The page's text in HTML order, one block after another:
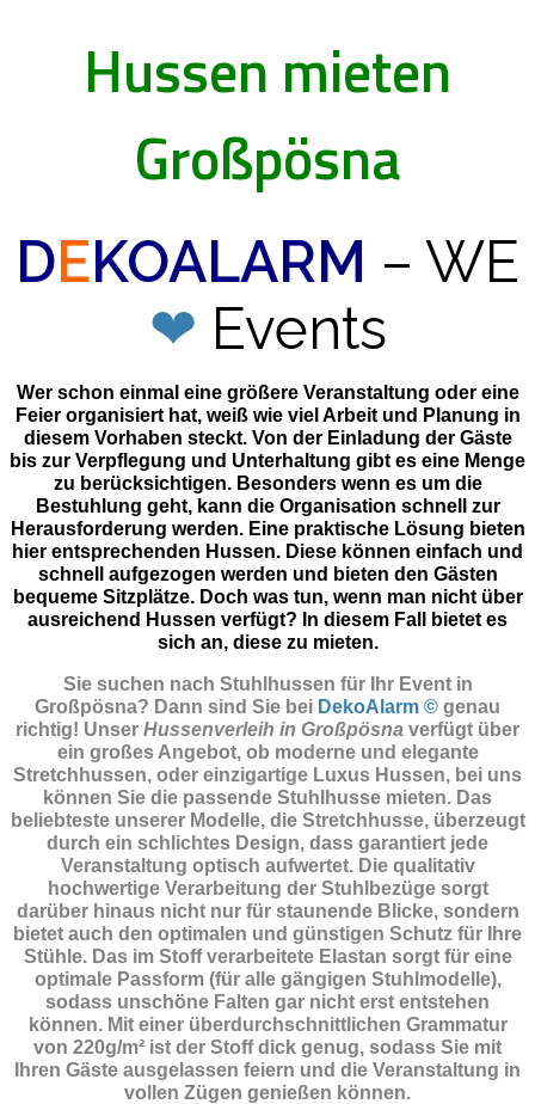
Hussen mieten
Großpösna
DEKOALARM – WE
❤ Events
Wer schon einmal eine größere Veranstaltung oder eine
Feier organisiert hat, weiß wie viel Arbeit und Planung in
diesem Vorhaben steckt. Von der Einladung der Gäste
bis zur Verpflegung und Unterhaltung gibt es eine Menge
zu berücksichtigen. Besonders wenn es um die
Bestuhlung geht, kann die Organisation schnell zur
Herausforderung werden. Eine praktische Lösung bieten
hier entsprechenden Hussen. Diese können einfach und
schnell aufgezogen werden und bieten den Gästen
bequeme Sitzplätze. Doch was tun, wenn man nicht über
ausreichend Hussen verfügt? In diesem Fall bietet es
sich an, diese zu mieten.
Sie suchen nach Stuhlhussen für Ihr Event in
Großpösna? Dann sind Sie bei DekoAlarm © genau
richtig! Unser Hussenverleih in Großpösna verfügt über
ein großes Angebot, ob moderne und elegante
Stretchhussen, oder einzigartige Luxus Hussen, bei uns
können Sie die passende Stuhlhusse mieten. Das
beliebteste unserer Modelle, die Stretchhusse, überzeugt
durch ein schlichtes Design, dass garantiert jede
Veranstaltung optisch aufwertet. Die qualitativ
hochwertige Verarbeitung der Stuhlbezüge sorgt
darüber hinaus nicht nur für staunende Blicke, sondern
bietet auch den optimalen und günstigen Schutz für Ihre
Stühle. Das im Stoff verarbeitete Elastan sorgt für eine
optimale Passform (für alle gängigen Stuhlmodelle),
sodass unschöne Falten gar nicht erst entstehen
können. Mit einer überdurchschnittlichen Grammatur
von 220g/m² ist der Stoff dick genug, sodass Sie mit
Ihren Gäste ausgelassen feiern und die Veranstaltung in
vollen Zügen genießen können.